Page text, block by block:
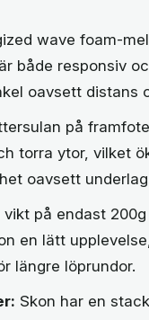
wave foam-
både responsiv
oavsett distans
på
torra ytor, vilket
oavsett
vikt på endast
en lätt
längre löprundor.
Skon har en